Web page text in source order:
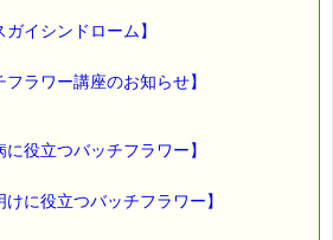
イシンドローム】
ラワー講座のお知らせ】
役立つバッチフラワー】
に役立つバッチフラワー】